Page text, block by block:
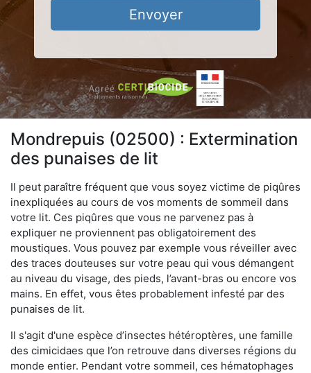
Envoyer
Mondrepuis (02500) : Extermination
des punaises de lit
Il peut paraître fréquent que vous soyez victime de piqûres
inexpliquées au cours de vos moments de sommeil dans
votre lit. Ces piqûres que vous ne parvenez pas à
expliquer ne proviennent pas obligatoirement des
moustiques. Vous pouvez par exemple vous réveiller avec
des traces douteuses sur votre peau qui vous démangent
au niveau du visage, des pieds, l’avant-bras ou encore vos
mains. En effet, vous êtes probablement infesté par des
punaises de lit.
Il s'agit d'une espèce d’insectes hétéroptères, une famille
des cimicidaes que l’on retrouve dans diverses régions du
monde entier. Pendant votre sommeil, ces hématophages